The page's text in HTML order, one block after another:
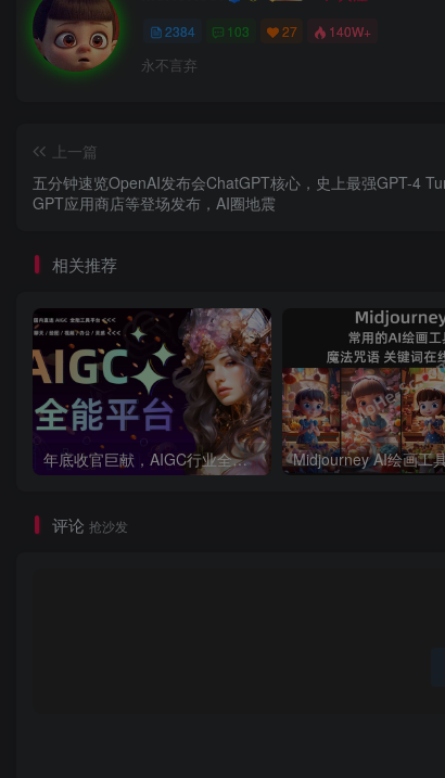
2384 103 27 140W+
永不言弃
上一篇
五分钟速览OpenAI发布会ChatGPT核心，史上最强GPT-4
GPT应用商店等登场发布，AI圈地震
相关推荐
年底收官巨献，AIGC行业全平台设计工具网站正式上线，助力创作者突破创作瓶颈，开启高效创作之旅[已下线]
评论 抢沙发